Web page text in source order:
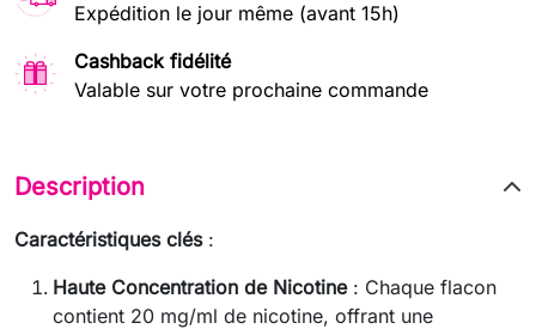
Expédition le jour même (avant 15h)
Cashback fidélité
Valable sur votre prochaine commande
Description
Caractéristiques clés:
Haute Concentration de Nicotine: Chaque flacon
contient 20 mg/ml de nicotine, offrant une